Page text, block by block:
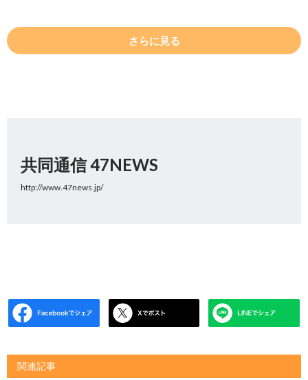
さらに見る
共同通信 47NEWS
http://www.47news.jp/
関連記事